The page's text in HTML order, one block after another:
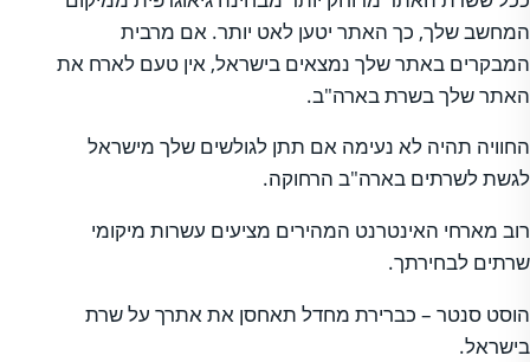
המחשב שלך, כך האתר יטען לאט יותר. אם מרבית
המבקרים באתר שלך נמצאים בישראל, אין טעם לארח את
האתר שלך בשרת בארה"ב.
החוויה תהיה לא נעימה אם תתן לגולשים שלך מישראל
לגשת לשרתים בארה"ב הרחוקה.
רוב מארחי האינטרנט המהירים מציעים עשרות מיקומי
שרתים לבחירתך.
הוסט סנטר – כברירת מחדל תאחסן את אתרך על שרת
בישראל.